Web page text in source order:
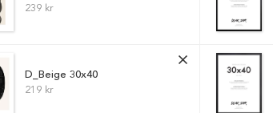
239 kr
D_Beige 30x40
219 kr